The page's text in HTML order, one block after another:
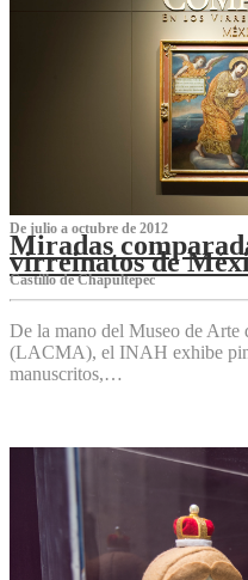
De julio a octubre de 2012
Miradas
virreinatos de
Castillo de Chapultepec
De la mano del Museo de
(LACMA), el INAH exhibe
manuscritos,…